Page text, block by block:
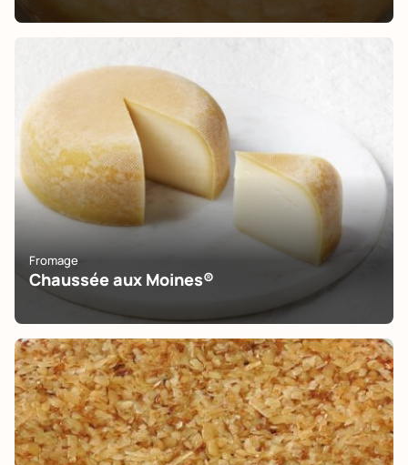
Fromage
Chaussée aux Moines®